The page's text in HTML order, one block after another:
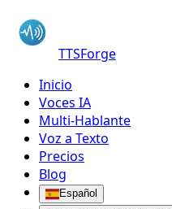
TTSForge
Inicio
Voces IA
Multi-Hablante
Voz a Texto
Precios
Blog
Español